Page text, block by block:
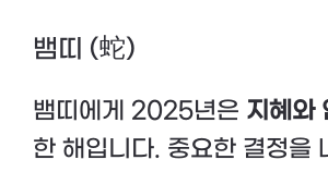
뱀띠 (蛇)
뱀띠에게 2025년은 지혜와
한 해입니다. 중요한 결정을